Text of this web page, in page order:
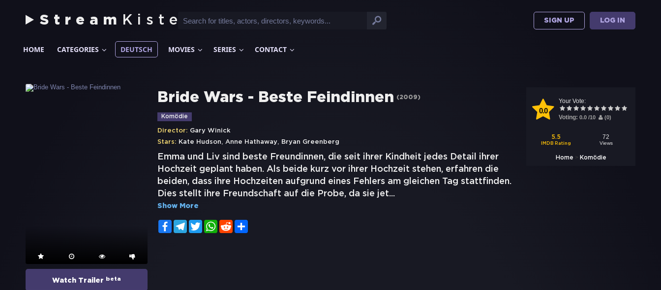
Stream Kiste SIGN UP LOG IN
HOME CATEGORIES DEUTSCH MOVIES SERIES CONTACT
Watch Trailer beta
0.0
Your Vote:
Voting: 0.0 /10 (0)
5.5
IMDB Rating
72
Views
Home > Komödie
Bride Wars - Beste Feindinnen (2009)
Komödie
Director: Gary Winick
Stars: Kate Hudson, Anne Hathaway, Bryan Greenberg
Emma und Liv sind beste Freundinnen, die seit ihrer Kindheit jedes Detail ihrer
Hochzeit geplant haben. Als beide kurz vor ihrer Hochzeit stehen, erfahren die
beiden, dass ihre Hochzeiten aufgrund eines Fehlers am gleichen Tag stattfinden.
Dies stellt ihre Freundschaft auf die Probe, da sie jet...
Show More
FacebookTelegramTwitterWhatsApp
Reddit